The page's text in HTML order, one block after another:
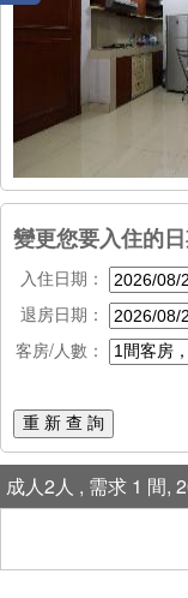
變更您要入住的
入住日期：
退房日期：
客房/人數：
重 新 查 詢
成人2人 , 需求 1 間,